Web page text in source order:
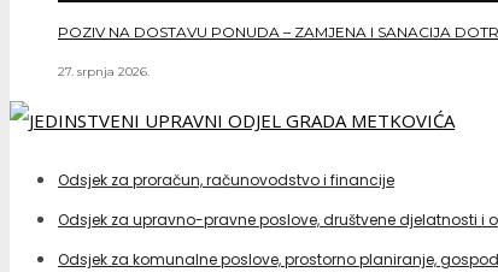
POZIV NA DOSTAVU PONUDA – ZAMJENA I SANACIJA
27. srpnja 2026.
Odsjek za proračun, računovodstvo i financije
Odsjek za upravno-pravne poslove, društvene djelatnosti i
Odsjek za komunalne poslove, prostorno planiranje,